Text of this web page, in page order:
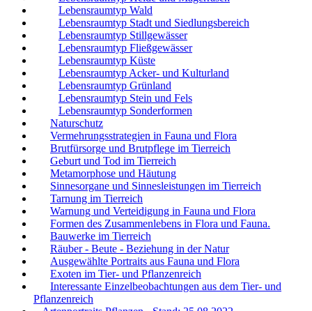
Lebensraumtyp Wald
Lebensraumtyp Stadt und Siedlungsbereich
Lebensraumtyp Stillgewässer
Lebensraumtyp Fließgewässer
Lebensraumtyp Küste
Lebensraumtyp Acker- und Kulturland
Lebensraumtyp Grünland
Lebensraumtyp Stein und Fels
Lebensraumtyp Sonderformen
Naturschutz
Vermehrungsstrategien in Fauna und Flora
Brutfürsorge und Brutpflege im Tierreich
Geburt und Tod im Tierreich
Metamorphose und Häutung
Sinnesorgane und Sinnesleistungen im Tierreich
Tarnung im Tierreich
Warnung und Verteidigung in Fauna und Flora
Formen des Zusammenlebens in Flora und Fauna.
Bauwerke im Tierreich
Räuber - Beute - Beziehung in der Natur
Ausgewählte Portraits aus Fauna und Flora
Exoten im Tier- und Pflanzenreich
Interessante Einzelbeobachtungen aus dem Tier- und
Pflanzenreich